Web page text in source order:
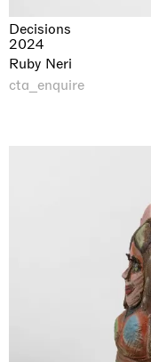
Decisions
2024
Ruby Neri
cta_enquire